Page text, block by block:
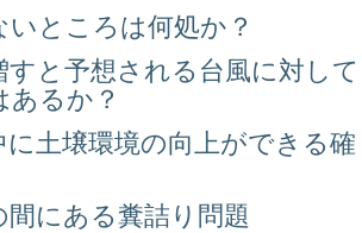
いところは何処か？
すと予想される台風に対して
あるか？
に土壌環境の向上ができる確
間にある糞詰り問題